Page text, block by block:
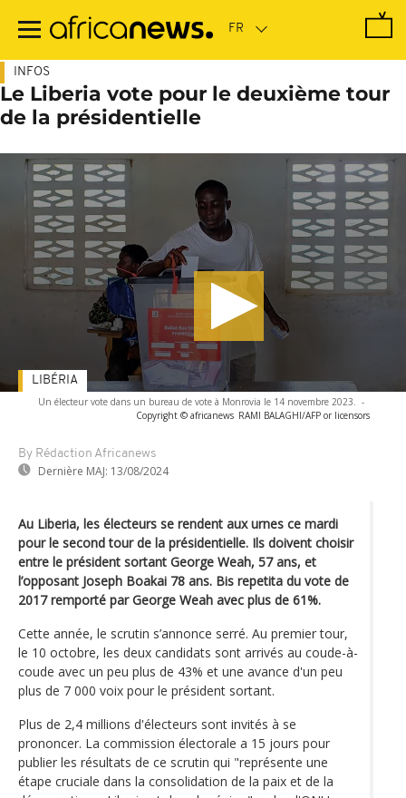
contenu
INFOS
Le Liberia vote pour le deuxième tour
de la présidentielle
Un électeur vote dans un bureau de vote à Monrovia le 14 novembre 2023. -
Copyright © africanews RAMI BALAGHI/AFP or licensors
By Rédaction Africanews
Dernière MAJ: 13/08/2024
LIBÉRIA
Au Liberia, les électeurs se rendent aux urnes ce mardi
pour le second tour de la présidentielle. Ils doivent choisir
entre le président sortant George Weah, 57 ans, et
l’opposant Joseph Boakai 78 ans. Bis repetita du vote de
2017 remporté par George Weah avec plus de 61%.
Cette année, le scrutin s’annonce serré. Au premier tour,
le 10 octobre, les deux candidats sont arrivés au coude-à-
coude avec un peu plus de 43% et une avance d'un peu
plus de 7 000 voix pour le président sortant.
Plus de 2,4 millions d'électeurs sont invités à se
prononcer. La commission électorale a 15 jours pour
publier les résultats de ce scrutin qui "représente une
étape cruciale dans la consolidation de la paix et de la